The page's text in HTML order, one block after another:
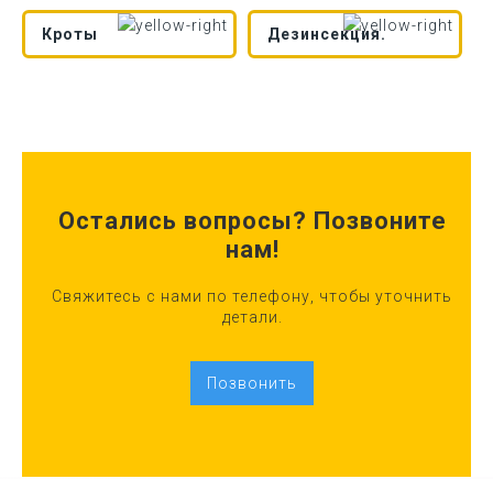
Кроты Дезинсекция.
Остались вопросы? Позвоните
нам!
Свяжитесь с нами по телефону, чтобы уточнить
детали.
Позвонить